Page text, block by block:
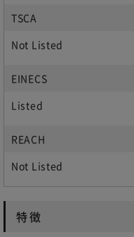
TSCA
Not Listed
EINECS
Listed
REACH
Not Listed
特徴